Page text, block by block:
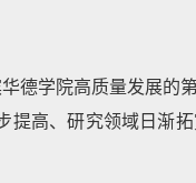
德学院高质量发展的
高、研究领域日渐